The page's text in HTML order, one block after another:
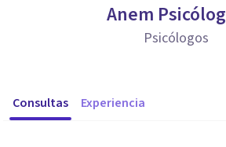
Anem
Psicólogos
Consultas Experiencia